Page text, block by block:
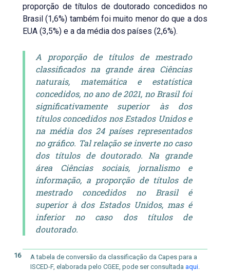
proporção de títulos de doutorado concedidos no
Brasil (1,6%) também foi muito menor do que a dos
EUA (3,5%) e a da média dos países (2,6%).
A proporção de títulos de mestrado
classificados na grande área Ciências
naturais, matemática e estatística
concedidos, no ano de 2021, no Brasil foi
significativamente superior às dos
títulos concedidos nos Estados Unidos e
na média dos 24 países representados
no gráfico. Tal relação se inverte no caso
dos títulos de doutorado. Na grande
área Ciências sociais, jornalismo e
informação, a proporção de títulos de
mestrado concedidos no Brasil é
superior à dos Estados Unidos, mas é
inferior no caso dos títulos de
doutorado.
16
A tabela de conversão da classificação da Capes para a
ISCED-F, elaborada pelo CGEE, pode ser consultada aqui.